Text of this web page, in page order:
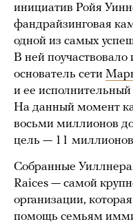
инициатив Ройя
фандрайзинговая
одной из самых
В ней поучаствовало
основатель сети
и ее
На данный момент
восьми миллионов
цель — 11
Собранные
Raices — самой
организации,
помощь семьям